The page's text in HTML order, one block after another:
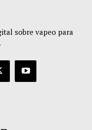
sobre vapeo para